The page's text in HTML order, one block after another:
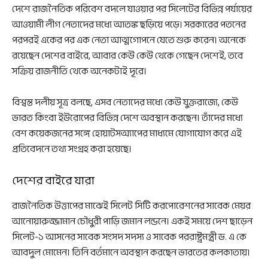
দেশে রাজনৈতিক পরিবেশ বদলে যাওয়ার পর সিলেটের বিভিন্ন পর্যায়ের
আওয়ামী লীগ নেতাদের মধ্যে আতঙ্ক ছড়িয়ে পড়ে। সরকারের পতনের
পরপরই একের পর এক নেতা আত্মগোপনে যেতে শুরু করেন। অনেকে
রয়েছেন দেশের বাইরে, আবার কেউ কেউ থেকে গেছেন দেশেই, তবে
সক্রিয় রাজনীতি থেকে অনেকটাই দূরে।
বিশ্বস্ত দলীয় সূত্র বলছে, এসব নেতাদের মধ্যে কেউ যুক্তরাজ্যে, কেউ
ভারত কিংবা ইউরোপের বিভিন্ন দেশে অবস্থান করছেন। তাঁদের মধ্যে
বেশ কয়েকজনের সঙ্গে হোয়াটসঅ্যাপের মাধ্যমে যোগাযোগ করে এই
প্রতিবেদনে তথ্য সংগ্রহ করা হয়েছে।
দেশের বাইরে যারা
রাজনৈতিক উত্তাপের মাঝেই সিলেট সিটি করপোরেশনের সাবেক মেয়র
আনোয়ারুজ্জামান চৌধুরী পাড়ি জমান লন্ডনে। একই সময়ে দেশ ছাড়েন
সিলেট-১ আসনের সাবেক সংসদ সদস্য ও সাবেক পররাষ্ট্রমন্ত্রী ড. এ কে
আবদুল মোমেন। তিনি বর্তমানে অবস্থান করছেন ভারতের কলকাতায়।